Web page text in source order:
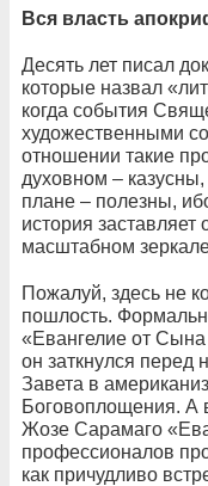
Вся власть
Десять лет писал
которые назвал
когда события
художественными
отношении такие
духовном –
плане – полезны,
история заставляет
масштабном
Пожалуй, здесь не
пошлость.
«Евангелие от
он заткнулся
Завета в
Боговоплощения. А
Жозе Сарамаго
профессионалов
как причудливо